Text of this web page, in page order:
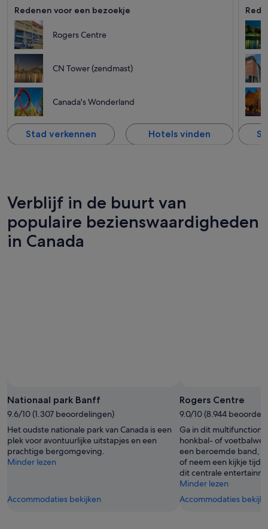
bieren.
Redenen voor een bezoekje
Rogers Centre
CN Tower (zendmast)
Canada's Wonderland
Stad verkennen Hotels vinden
Verblijf in de buurt van
populaire bezienswaardigheden
in Canada
foto
van
Banff
Lake
Louise
Tourism
Nationaal park Banff
9.6/10 (1.307 beoordelingen)
Het oudste nationale park van Canada is een
plek voor avontuurlijke uitstapjes en een
prachtige bergomgeving.
Minder lezen
Accommodaties bekijken
Rogers Centre
9.0/10 (8.944
Ga in dit
honkbal- of
een beroemde band,
of neem een kijkje
dit centrale
Minder lezen
Accommodaties